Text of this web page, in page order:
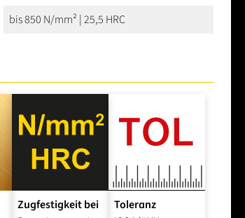
bis 850 N/mm² | 25,5 HRC
Zugfestigkeit bei
Toleranz